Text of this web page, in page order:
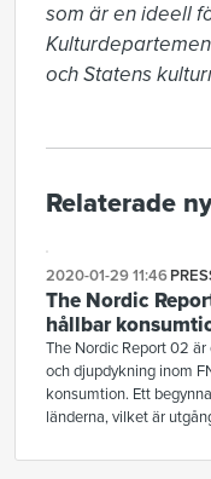
som är en ideell
och Statens
Relaterade
2020-01-29 11:46
The Nordic
hållbar
The Nordic Report 02
och djupdykning inom
konsumtion. Ett
länderna, vilket är